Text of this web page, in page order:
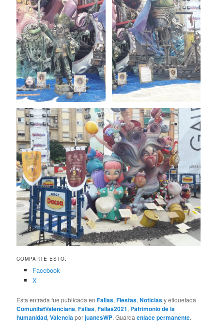
COMPARTE ESTO:
Facebook
X
Esta entrada fue publicada enFallas,Fiestas,Noticiasy etiquetada
ComunitatValenciana,Fallas,Fallas2021, Patrimonio de la
humanidad,ValenciaporjuanesWP. Guardaenlace permanente.